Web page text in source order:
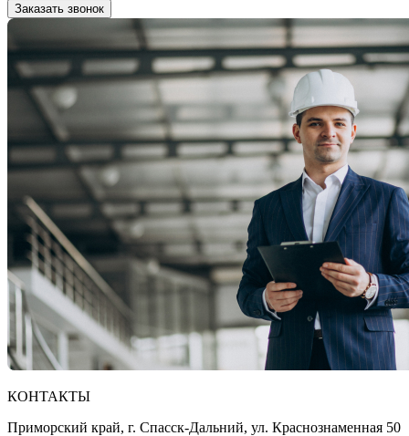
Заказать звонок
КОНТАКТЫ
Приморский край, г. Спасск-Дальний, ул. Краснознаменная 50